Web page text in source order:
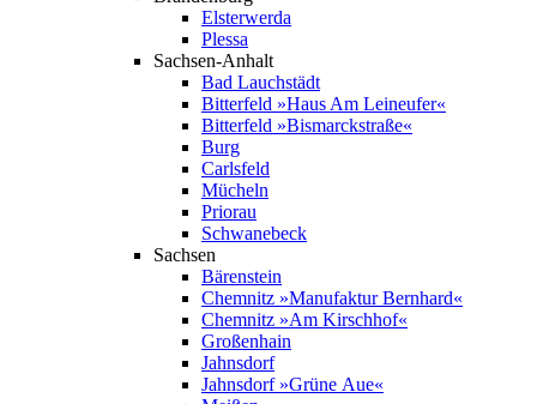
Elsterwerda
Plessa
Sachsen-Anhalt
Bad Lauchstädt
Bitterfeld »Haus Am Leineufer«
Bitterfeld »Bismarck­straße«
Burg
Carlsfeld
Mücheln
Priorau
Schwanebeck
Sachsen
Bärenstein
Chemnitz »Manufaktur Bernhard«
Chemnitz »Am Kirschhof«
Großenhain
Jahnsdorf
Jahnsdorf »Grüne Aue«